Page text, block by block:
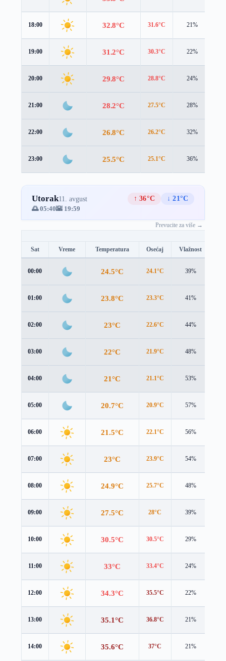
18:00 32.8°C 31.6°C 21%
19:00 31.2°C 30.3°C 22%
20:00 29.8°C 28.8°C 24%
21:00 28.2°C 27.5°C 28%
22:00 26.8°C 26.2°C 32%
23:00 25.5°C 25.1°C 36%
Utorak11. avgust ↑ 36°C
↓ 21°C
🌅 05:40🌇 19:59
Prevucite za više →
Sat Vreme Temperatura Osećaj Vlažnost
00:00 24.5°C 24.1°C 39%
01:00 23.8°C 23.3°C 41%
02:00 23°C 22.6°C 44%
03:00 22°C 21.9°C 48%
04:00 21°C 21.1°C 53%
05:00 20.7°C 20.9°C 57%
06:00 21.5°C 22.1°C 56%
07:00 23°C 23.9°C 54%
08:00 24.9°C 25.7°C 48%
09:00 27.5°C 28°C 39%
10:00 30.5°C 30.5°C 29%
11:00 33°C 33.4°C 24%
12:00 34.3°C 35.5°C 22%
13:00 35.1°C 36.8°C 21%
14:00 35.6°C 37°C 21%